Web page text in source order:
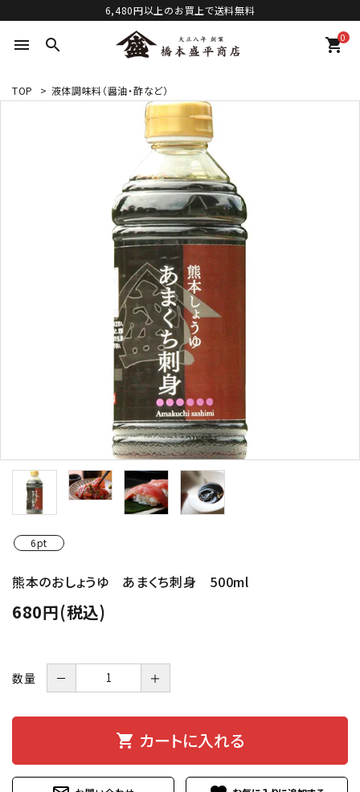
6,480円以上のお買上で送料無料
menu search 0
shopping_cart
TOP > 液体調味料（醤油・酢など）
6pt
熊本のおしょうゆ あまくち刺身 500ml
680円(税込)
数量 － ＋
shopping_cart カートに入れる